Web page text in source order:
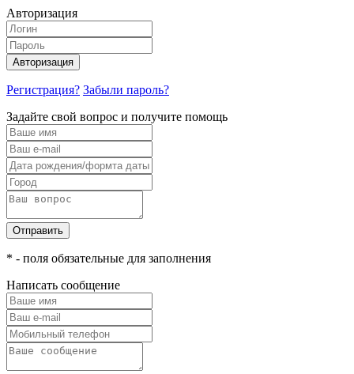
Авторизация
Авторизация
Регистрация? Забыли пароль?
Задайте свой вопрос и получите помощь
Отправить
* - поля обязательные для заполнения
Написать сообщение